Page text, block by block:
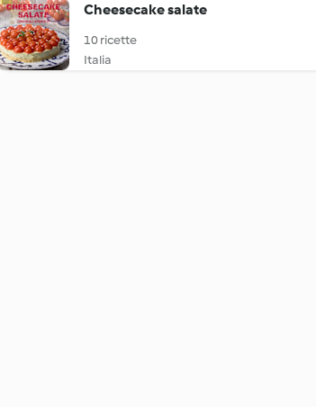
Cheesecake salate
10 ricette
Italia